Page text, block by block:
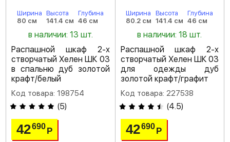
Ширина
80 см
Высота
141.4 см
Глубина
46 см
в наличии: 13 шт.
Распашной шкаф 2-х
створчатый Хелен ШК 03
в спальню дуб золотой
крафт/белый
Код товара: 198754
(5)
42690Р
Ширина
80.2 см
Высота
141.4 см
Глубина
46 см
в наличии: 18 шт.
Распашной шкаф 2-х
створчатый Хелен ШК 03
для одежды дуб
золотой крафт/графит
Код товара: 227538
(4.5)
42690 Р